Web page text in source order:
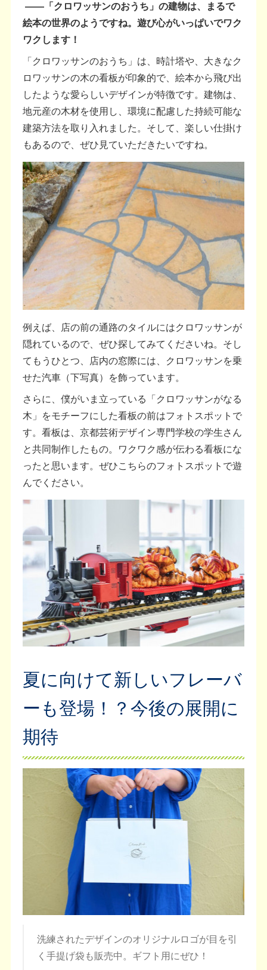
――「クロワッサンのおうち」の建物は、まるで
絵本の世界のようですね。遊び心がいっぱいでワク
ワクします！
「クロワッサンのおうち」は、時計塔や、大きなク
ロワッサンの木の看板が印象的で、絵本から飛び出
したような愛らしいデザインが特徴です。建物は、
地元産の木材を使用し、環境に配慮した持続可能な
建築方法を取り入れました。そして、楽しい仕掛け
もあるので、ぜひ見ていただきたいですね。
例えば、店の前の通路のタイルにはクロワッサンが
隠れているので、ぜひ探してみてくださいね。そし
てもうひとつ、店内の窓際には、クロワッサンを乗
せた汽車（下写真）を飾っています。
さらに、僕がいま立っている「クロワッサンがなる
木」をモチーフにした看板の前はフォトスポットで
す。看板は、京都芸術デザイン専門学校の学生さん
と共同制作したもの。ワクワク感が伝わる看板にな
ったと思います。ぜひこちらのフォトスポットで遊
んでください。
夏に向けて新しいフレーバ
ーも登場！？今後の展開に
期待
洗練されたデザインのオリジナルロゴが目を引
く手提げ袋も販売中。ギフト用にぜひ！